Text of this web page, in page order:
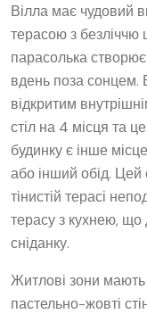
Вілла має чудовий
терасою з безліччю
парасолька
вдень поза сонцем.
відкритим
стіл на 4 місця та
будинку є інше
або інший обід. Цей
тінистій терасі
терасу з кухнею, що
сніданку.
Житлові зони мають
пастельно-жовті